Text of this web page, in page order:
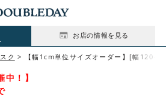
お店の情報を見る
ク 【幅1cm単位サイズオーダー】[幅120
中！】